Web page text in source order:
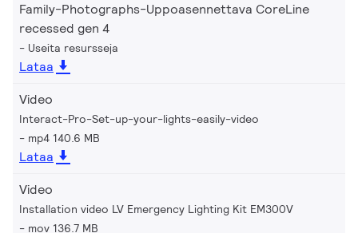
Family-Photographs-Uppoasennettava CoreLine
recessed gen 4
Useita resursseja
Lataa
Video
Interact-Pro-Set-up-your-lights-easily-video
mp4 140.6 MB
Lataa
Video
Installation video LV Emergency Lighting Kit EM300V
mov 136.7 MB